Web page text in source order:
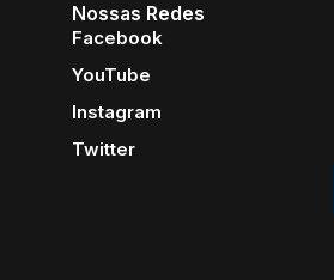
Nossas Redes
Facebook
YouTube
Instagram
Twitter